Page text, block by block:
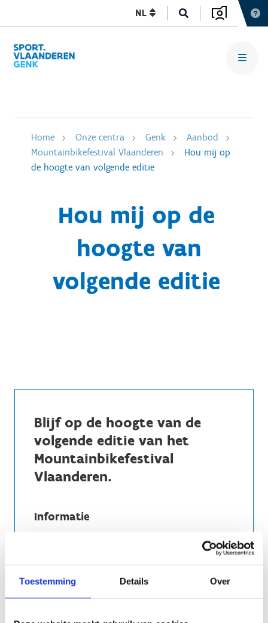
Toestemming Details Over
NL
Home Onze centra Genk
Aanbod
Mountainbikefestival Vlaanderen
Hou mij op
de hoogte van volgende editie
Hou mij op de
hoogte van
volgende editie
Blijf op de hoogte van de
volgende editie van het
Mountainbikefestival
Vlaanderen.
Informatie